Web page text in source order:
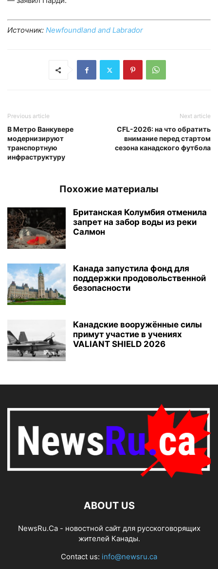
Источник: Newfoundland and Labrador
Previous article
В Метро Ванкувере
модернизируют
транспортную
инфраструктуру
Next article
CFL-2026: на что обратить
внимание перед стартом
сезона канадского футбола
Похожие материалы
Британская Колумбия отменила
запрет на забор воды из реки
Салмон
Канада запустила фонд для
поддержки продовольственной
безопасности
Канадские вооружённые силы
примут участие в учениях
VALIANT SHIELD 2026
ABOUT US
NewsRu.Ca - новостной сайт для русскоговорящих
жителей Канады.
Contact us: info@newsru.ca